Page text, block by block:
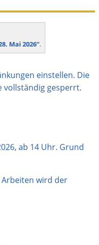
Mai 2026“.
einstellen. Die
vollständig gesperrt.
ab 14 Uhr. Grund
wird der